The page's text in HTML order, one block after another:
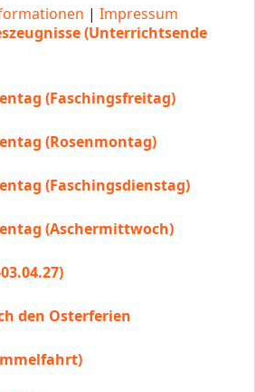
(Unterrichtsende
(Faschingsfreitag)
(Rosenmontag)
(Faschingsdienstag)
(Aschermittwoch)
den Osterferien
| Impressum